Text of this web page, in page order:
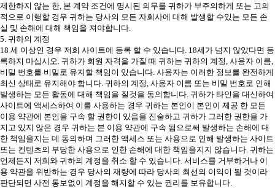
제한하지 않는 한, 본 계약 조건에 명시된 의무를 귀하가 부주의하게 또는 고의
적으로 이행할 경우 귀하는 당사의 모든 자회사에 대해 발생할 수있는 모든 손
실 및 손해에 대해 책임을 져야합니다.
5. 귀하의 계정
18 세 이상인 경우 저희 사이트에 등록 할 수 있습니다. 18세가 넘지 않았다면 등
록하지 마십시오. 귀하가 회원 자격을 가질 때 귀하는 귀하의 계정, 사용자 이름,
비밀 번호를 비밀로 유지할 책임이 있습니다. 사용자는 이러한 정보를 완전하게
최신 상태로 유지해야 합니다. 귀하의 계정, 사용자 이름 또는 비밀 번호로 인해
발생하는 모든 활동에 대해 책임을 질것을 동의합니다. 귀하가 타인을 대신하여
사이트에 액세스하여 이를 사용하는 경우 귀하는 본인이 본인이 제공 한 모든
이용 약관에 본인을 구속 할 권한이 있음을 진술하고 귀하가 그러한 권한을 가
지고 있지 않은 경우 귀하는 본 이용 약관에 구속 됨으로써 발생하는 손해에 대
한 책임을지는 데 동의하며 그러한 액세스 또는 사용으로 인해 발생하는 사이트
또는 컨텐츠의 부당한 사용으로 인한 손해에 대한 책임을지지 않습니다. 귀하는
언제든지 저희와 귀하의 계정을 취소 할 수 있습니다. 서비스를 거부하거나 이
용 약관을 위반하는 경우 당사의 재량에 따라 당사의 최선의 이익이 될 것이라
판단되면 사전 통보없이 계정을 해지할 수 있는 권리를 보유합니다.